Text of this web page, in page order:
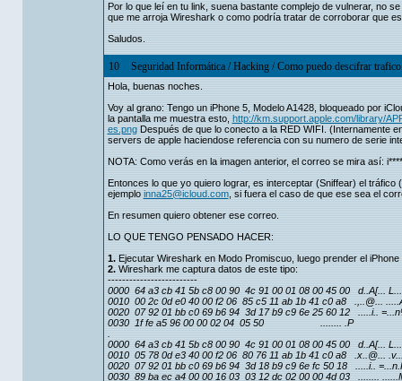
Por lo que leí en tu link, suena bastante complejo de vulnerar, no
que me arroja Wireshark o como podría tratar de corroborar que
Saludos.
10 Seguridad Informática/Hacking/Como puedo descifrar
Hola, buenas noches.
Voy al grano: Tengo un iPhone 5, Modelo A1428, bloqueado por
la pantalla me muestra esto, http://km.support.apple.com/library/
es.pngDespués de que lo conecto a la RED WIFI. (Internamente
servers de apple haciendose referencia con su numero de serie
NOTA: Como verás en la imagen anterior, el correo se mira así:
Entonces lo que yo quiero lograr, es interceptar (Sniffear) el
ejemplo inna25@icloud.com, si fuera el caso de que ese sea el
En resumen quiero obtener ese correo.
LO QUE TENGO PENSADO HACER:
1. Ejecutar Wireshark en Modo Promiscuo, luego prender el
2.Wireshark me captura datos de este tipo:
-------------------------
0000 64 a3 cb 41 5b c8 00 90 4c 91 00 01 08 00 45 00 d..A[...
0010 00 2c 0d e0 40 00 f2 06 85 c5 11 ab 1b 41 c0 a8 .,..@...
0020 07 92 01 bb c0 69 b6 94 3d 17 b9 c9 6e 25 60 12 .....i..
0030 1f fe a5 96 00 00 02 04 05 50 ........ .P
0000 64 a3 cb 41 5b c8 00 90 4c 91 00 01 08 00 45 00 d..A[...
0010 05 78 0d e3 40 00 f2 06 80 76 11 ab 1b 41 c0 a8 .x..@...
0020 07 92 01 bb c0 69 b6 94 3d 18 b9 c9 6e fc 50 18 .....i..
0030 89 ba ec a4 00 00 16 03 03 12 dc 02 00 00 4d 03 ........